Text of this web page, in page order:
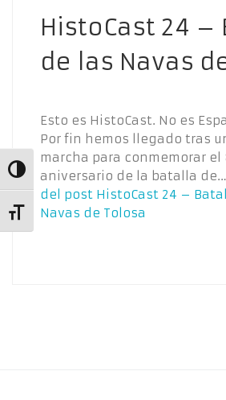
Alternar alto contraste
Alternar tamaño de letra
HistoCast 24 –
de las Navas
Esto es HistoCast. No es
Por fin hemos llegado tras
marcha para conmemorar el
aniversario de la batalla de…
del post HistoCast 24 –
Navas de Tolosa